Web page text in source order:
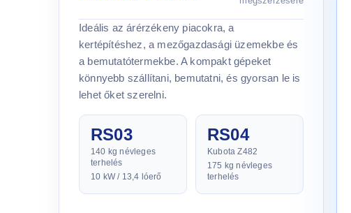
Ideális az árérzékeny piacokra, a
kertépítéshez, a mezőgazdasági üzemekbe és
a bemutatótermekbe. A kompakt gépeket
könnyebb szállítani, bemutatni, és gyorsan le is
lehet őket szerelni.
RS03
140 kg névleges
terhelés
10 kW / 13,4 lóerő
RS04
Kubota Z482
175 kg névleges
terhelés